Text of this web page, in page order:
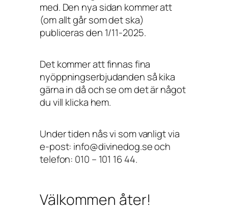
med. Den nya sidan kommer att
(om allt går som det ska)
publiceras den 1/11-2025.
Det kommer att finnas fina
nyöppningserbjudanden så kika
gärna in då och se om det är något
du vill klicka hem.
Under tiden nås vi som vanligt via
e-post: info@divinedog.se och
telefon: 010 – 101 16 44.
Välkommen åter!